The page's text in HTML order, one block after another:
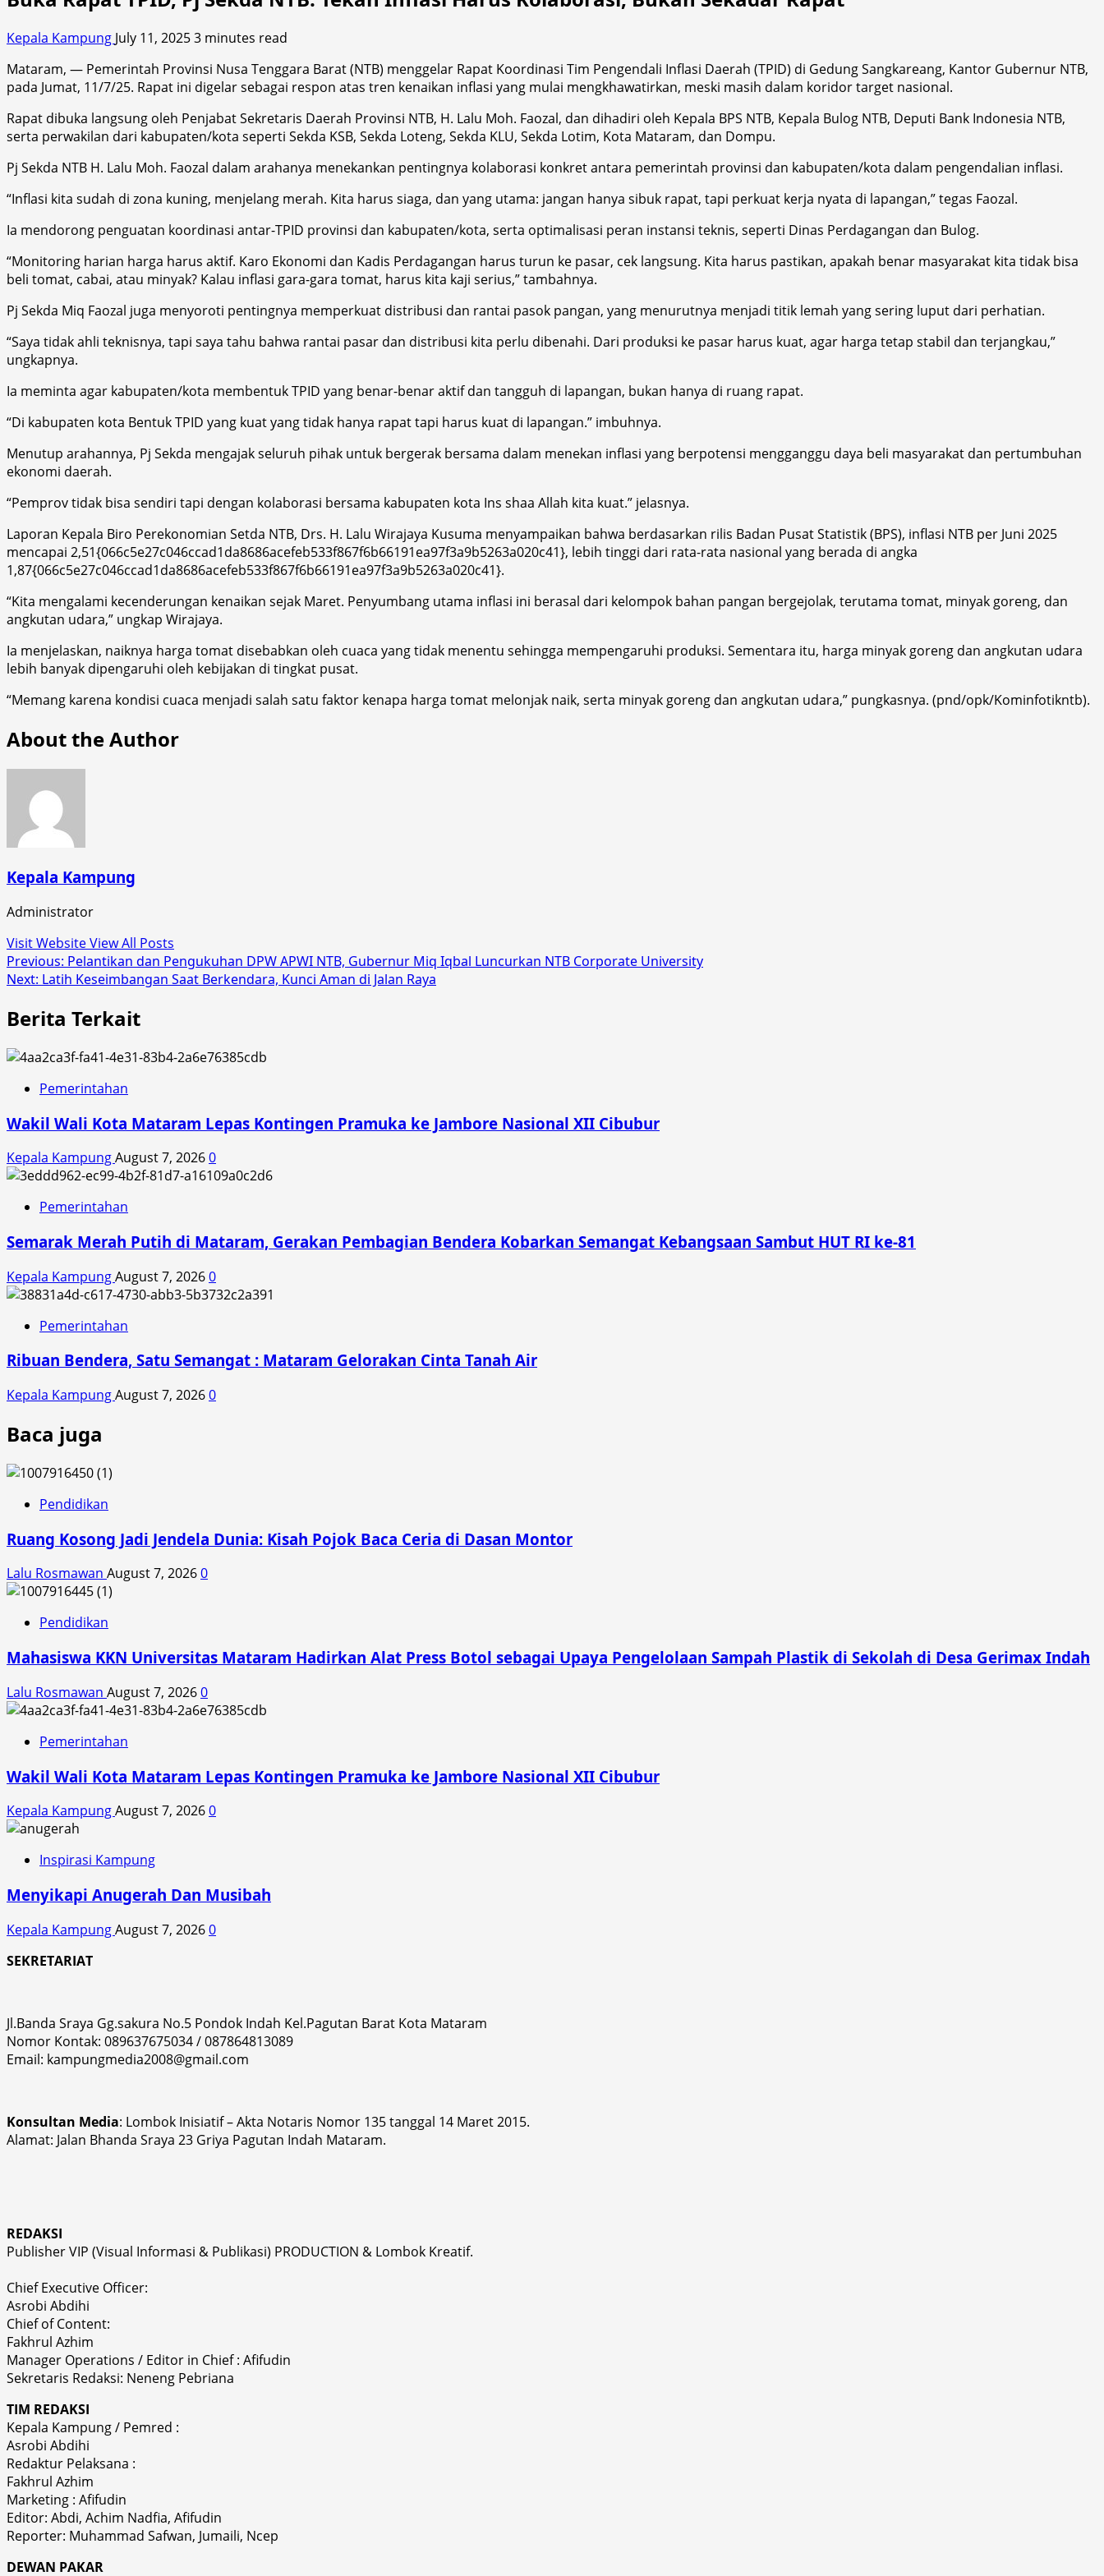
Kepala Kampung July 11, 20253 minutes read
Mataram, — Pemerintah Provinsi Nusa Tenggara Barat (NTB) menggelar Rapat Koordinasi Tim Pengendali Inflasi Daerah (TPID) di Gedung Sangkareang, Kantor Gubernur NTB,
pada Jumat, 11/7/25. Rapat ini digelar sebagai respon atas tren kenaikan inflasi yang mulai mengkhawatirkan, meski masih dalam koridor target nasional.
Rapat dibuka langsung oleh Penjabat Sekretaris Daerah Provinsi NTB, H. Lalu Moh. Faozal, dan dihadiri oleh Kepala BPS NTB, Kepala Bulog NTB, Deputi Bank Indonesia NTB,
serta perwakilan dari kabupaten/kota seperti Sekda KSB, Sekda Loteng, Sekda KLU, Sekda Lotim, Kota Mataram, dan Dompu.
Pj Sekda NTB H. Lalu Moh. Faozal dalam arahanya menekankan pentingnya kolaborasi konkret antara pemerintah provinsi dan kabupaten/kota dalam pengendalian inflasi.
“Inflasi kita sudah di zona kuning, menjelang merah. Kita harus siaga, dan yang utama: jangan hanya sibuk rapat, tapi perkuat kerja nyata di lapangan,” tegas Faozal.
Ia mendorong penguatan koordinasi antar-TPID provinsi dan kabupaten/kota, serta optimalisasi peran instansi teknis, seperti Dinas Perdagangan dan Bulog.
“Monitoring harian harga harus aktif. Karo Ekonomi dan Kadis Perdagangan harus turun ke pasar, cek langsung. Kita harus pastikan, apakah benar masyarakat kita tidak bisa
beli tomat, cabai, atau minyak? Kalau inflasi gara-gara tomat, harus kita kaji serius,” tambahnya.
Pj Sekda Miq Faozal juga menyoroti pentingnya memperkuat distribusi dan rantai pasok pangan, yang menurutnya menjadi titik lemah yang sering luput dari perhatian.
“Saya tidak ahli teknisnya, tapi saya tahu bahwa rantai pasar dan distribusi kita perlu dibenahi. Dari produksi ke pasar harus kuat, agar harga tetap stabil dan terjangkau,”
ungkapnya.
Ia meminta agar kabupaten/kota membentuk TPID yang benar-benar aktif dan tangguh di lapangan, bukan hanya di ruang rapat.
“Di kabupaten kota Bentuk TPID yang kuat yang tidak hanya rapat tapi harus kuat di lapangan.” imbuhnya.
Menutup arahannya, Pj Sekda mengajak seluruh pihak untuk bergerak bersama dalam menekan inflasi yang berpotensi mengganggu daya beli masyarakat dan pertumbuhan
ekonomi daerah.
“Pemprov tidak bisa sendiri tapi dengan kolaborasi bersama kabupaten kota Ins shaa Allah kita kuat.” jelasnya.
Laporan Kepala Biro Perekonomian Setda NTB, Drs. H. Lalu Wirajaya Kusuma menyampaikan bahwa berdasarkan rilis Badan Pusat Statistik (BPS), inflasi NTB per Juni 2025
mencapai 2,51{066c5e27c046ccad1da8686acefeb533f867f6b66191ea97f3a9b5263a020c41}, lebih tinggi dari rata-rata nasional yang berada di angka
1,87{066c5e27c046ccad1da8686acefeb533f867f6b66191ea97f3a9b5263a020c41}.
“Kita mengalami kecenderungan kenaikan sejak Maret. Penyumbang utama inflasi ini berasal dari kelompok bahan pangan bergejolak, terutama tomat, minyak goreng, dan
angkutan udara,” ungkap Wirajaya.
Ia menjelaskan, naiknya harga tomat disebabkan oleh cuaca yang tidak menentu sehingga mempengaruhi produksi. Sementara itu, harga minyak goreng dan angkutan udara
lebih banyak dipengaruhi oleh kebijakan di tingkat pusat.
“Memang karena kondisi cuaca menjadi salah satu faktor kenapa harga tomat melonjak naik, serta minyak goreng dan angkutan udara,” pungkasnya. (pnd/opk/Kominfotikntb).
About the Author
Kepala Kampung
Administrator
Visit WebsiteView All Posts
Post
navigation
Previous: Pelantikan dan Pengukuhan DPW APWI NTB, Gubernur Miq Iqbal Luncurkan NTB Corporate University
Next: Latih Keseimbangan Saat Berkendara, Kunci Aman di Jalan Raya
Berita Terkait
Pemerintahan
Wakil Wali Kota Mataram Lepas Kontingen Pramuka ke Jambore Nasional XII Cibubur
Kepala KampungAugust 7, 20260
Pemerintahan
Semarak Merah Putih di Mataram, Gerakan Pembagian Bendera Kobarkan Semangat Kebangsaan Sambut HUT RI ke-81
Kepala KampungAugust 7, 20260
Pemerintahan
Ribuan Bendera, Satu Semangat : Mataram Gelorakan Cinta Tanah Air
Kepala KampungAugust 7, 20260
Baca juga
Pendidikan
Ruang Kosong Jadi Jendela Dunia: Kisah Pojok Baca Ceria di Dasan Montor
Lalu Rosmawan August 7, 20260
Pendidikan
Mahasiswa KKN Universitas Mataram Hadirkan Alat Press Botol sebagai Upaya Pengelolaan Sampah Plastik di Sekolah di Desa Gerimax Indah
Lalu Rosmawan August 7, 20260
Pemerintahan
Wakil Wali Kota Mataram Lepas Kontingen Pramuka ke Jambore Nasional XII Cibubur
Kepala KampungAugust 7, 20260
Inspirasi Kampung
Menyikapi Anugerah Dan Musibah
Kepala KampungAugust 7, 20260
SEKRETARIAT
Jl.Banda Sraya Gg.sakura No.5 Pondok Indah Kel.Pagutan Barat Kota Mataram
Nomor Kontak: 089637675034 / 087864813089
Email: kampungmedia2008@gmail.com
Konsultan Media: Lombok Inisiatif – Akta Notaris Nomor 135 tanggal 14 Maret 2015.
Alamat: Jalan Bhanda Sraya 23 Griya Pagutan Indah Mataram.
REDAKSI
Publisher VIP (Visual Informasi & Publikasi) PRODUCTION & Lombok Kreatif.
Chief Executive Officer:
Asrobi Abdihi
Chief of Content:
Fakhrul Azhim
Manager Operations / Editor in Chief : Afifudin
Sekretaris Redaksi: Neneng Pebriana
TIM REDAKSI
Kepala Kampung / Pemred :
Asrobi Abdihi
Redaktur Pelaksana :
Fakhrul Azhim
Marketing : Afifudin
Editor: Abdi, Achim Nadfia, Afifudin
Reporter: Muhammad Safwan, Jumaili, Ncep
DEWAN PAKAR